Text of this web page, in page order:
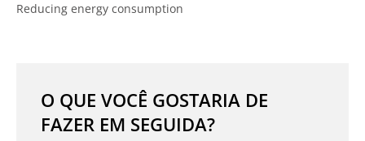
Reducing energy consumption
O QUE VOCÊ GOSTARIA DE
FAZER EM SEGUIDA?